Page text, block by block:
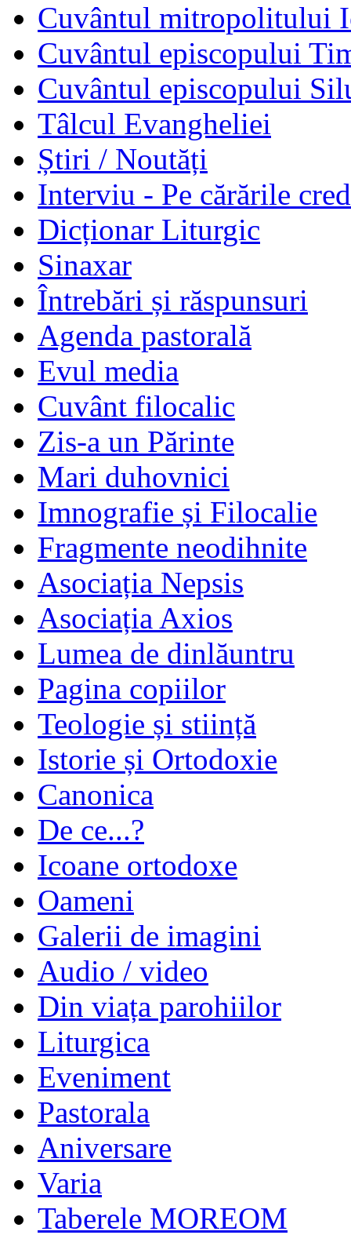
Cuvântul mitropolitului
Cuvântul episcopului
Cuvântul episcopului
Tâlcul Evangheliei
Știri / Noutăți
Interviu - Pe cărările
Dicționar Liturgic
Sinaxar
Întrebări și răspunsuri
Agenda pastorală
Evul media
Cuvânt filocalic
Zis-a un Părinte
Mari duhovnici
Imnografie și Filocalie
Fragmente neodihnite
Asociația Nepsis
Asociația Axios
Lumea de dinlăuntru
Pagina copiilor
Teologie și stiință
Istorie și Ortodoxie
Canonica
De ce...?
Icoane ortodoxe
Oameni
Galerii de imagini
Audio / video
Din viața parohiilor
Liturgica
Eveniment
Pastorala
Aniversare
Varia
Taberele MOREOM